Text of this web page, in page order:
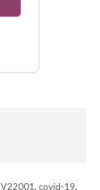
, covid-19,